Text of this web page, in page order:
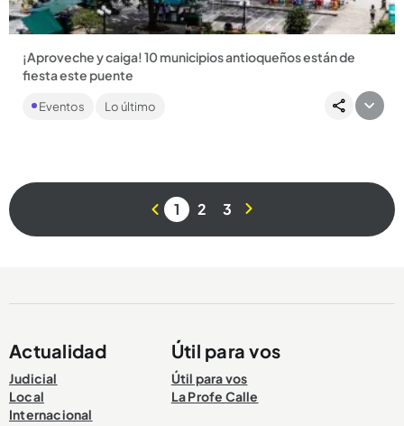
¡Aproveche y caiga! 10 municipios antioqueños están de
fiesta este puente
Del 1 al 3 de noviembre los antioqueños tendrán un puente
largo para gozar de la cultura, la naturaleza y las fiestas que...
Eventos Lo último
1 2 3
Actualidad
Judicial
Local
Internacional
Útil para vos
Útil para vos
La Profe Calle